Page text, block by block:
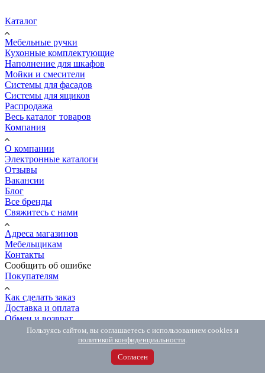
Каталог
Мебельные ручки
Кухонные комплектующие
Наполнение для шкафов
Мойки и смесители
Системы для фасадов
Системы для ящиков
Распродажа
Весь каталог товаров
Компания
О компании
Электронные каталоги
Отзывы
Вакансии
Блог
Все бренды
Свяжитесь с нами
Адреса магазинов
Мебельщикам
Контакты
Сообщить об ошибке
Покупателям
Как сделать заказ
Доставка и оплата
Обмен и возврат
Распил и мебель на заказ
Бесплатно по РФ
Пользуясь сайтом, вы соглашаетесь с использованием cookies и
политикой конфиденциальности.
Согласен